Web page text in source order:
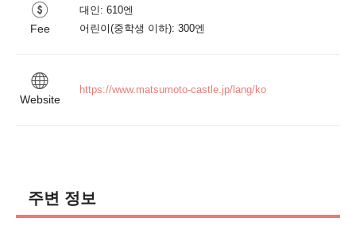
Fee
대인: 610엔
Website
https://www.matsumoto-castle.jp/lang/ko
주변 정보